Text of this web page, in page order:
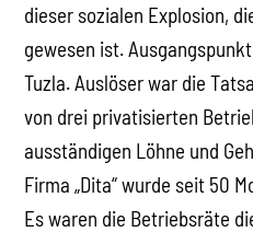
dieser sozialen Explosion,
gewesen ist.
Tuzla. Auslöser war die
von drei privatisierten
ausständigen Löhne und
Firma „Dita“ wurde seit 50
Es waren die Betriebsräte